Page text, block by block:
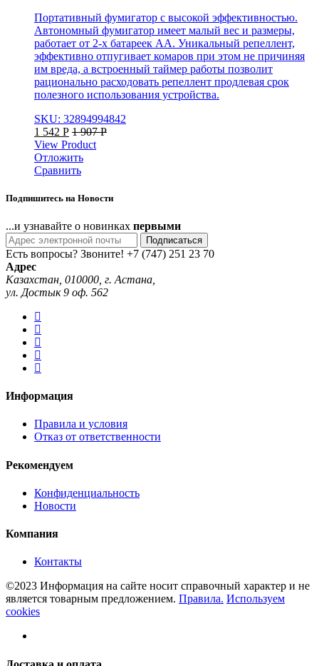
Портативный фумигатор с высокой эффективностью.
Автономный фумигатор имеет малый вес и размеры,
работает от 2-х батареек АА. Уникальный репеллент,
эффективно отпугивает комаров при этом не причиняя
им вреда, а встроенный таймер работы позволит
рационально расходовать репеллент продлевая срок
полезного использования устройства.
SKU: 32894994842
1 542 Р 1 907Р
View Product
Отложить
Сравнить
Подпишитесь на Новости
...и узнавайте о новинках первыми
Подписаться
Есть вопросы? Звоните! +7 (747) 251 23 70
Адрес
Казахстан, 010000, г. Астана,
ул. Достык 9 оф. 562
Информация
Правила и условия
Отказ от ответственности
Рекомендуем
Конфиденциальность
Новости
Компания
Контакты
©2023 Информация на сайте носит справочный характер и не
является товарным предложением. Правила. Используем
cookies